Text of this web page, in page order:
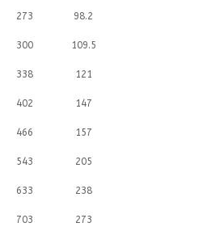
273 98.2
300 109.5
338 121
402 147
466 157
543 205
633 238
703 273